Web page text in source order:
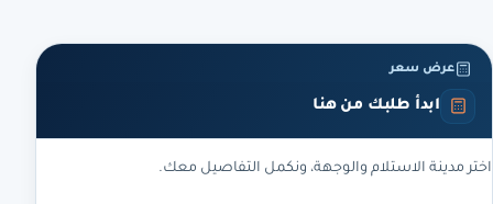
عرض سعر
ابدأ طلبك من هنا
اختر مدينة الاستلام والوجهة، ونكمل التفاصيل معك.